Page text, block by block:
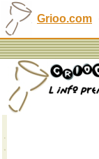
Grioo.com